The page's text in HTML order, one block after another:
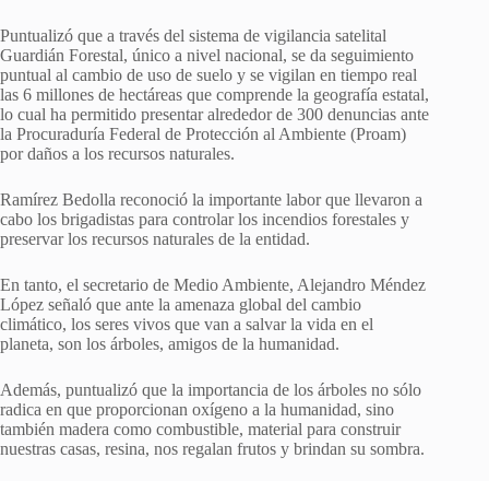
Puntualizó que a través del sistema de vigilancia satelital
Guardián Forestal, único a nivel nacional, se da seguimiento
puntual al cambio de uso de suelo y se vigilan en tiempo real
las 6 millones de hectáreas que comprende la geografía estatal,
lo cual ha permitido presentar alrededor de 300 denuncias ante
la Procuraduría Federal de Protección al Ambiente (Proam)
por daños a los recursos naturales.
Ramírez Bedolla reconoció la importante labor que llevaron a
cabo los brigadistas para controlar los incendios forestales y
preservar los recursos naturales de la entidad.
En tanto, el secretario de Medio Ambiente, Alejandro Méndez
López señaló que ante la amenaza global del cambio
climático, los seres vivos que van a salvar la vida en el
planeta, son los árboles, amigos de la humanidad.
Además, puntualizó que la importancia de los árboles no sólo
radica en que proporcionan oxígeno a la humanidad, sino
también madera como combustible, material para construir
nuestras casas, resina, nos regalan frutos y brindan su sombra.